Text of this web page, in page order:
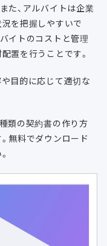
た、アルバイトは企業
を把握しやすいで
イトのコストと管理
置を行うことです。
目的に応じて適切な
類の契約書の作り方
無料でダウンロード